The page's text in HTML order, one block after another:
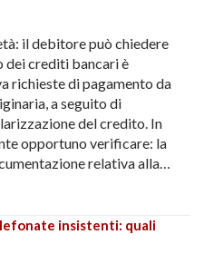
il debitore può chiedere
dei crediti bancari è
richieste di pagamento da
a seguito di
del credito. In
opportuno verificare: la
relativa alla…
insistenti: quali